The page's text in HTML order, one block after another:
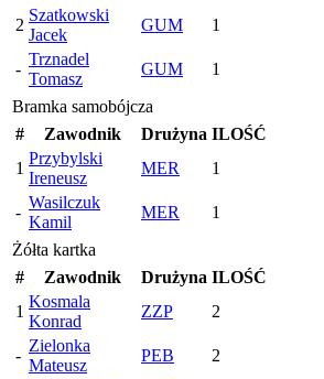
2
Szatkowski
Jacek
GUM 1
-
Trznadel
Tomasz
GUM
1
Bramka samobójcza
#
Zawodnik Drużyna ILOŚĆ
1
Przybylski
Ireneusz
MER 1
-
Wasilczuk
Kamil
MER
1
Żółta kartka
#
Zawodnik Drużyna ILOŚĆ
1
Kosmala
Konrad
ZZP 2
-
Zielonka
Mateusz
PEB
2